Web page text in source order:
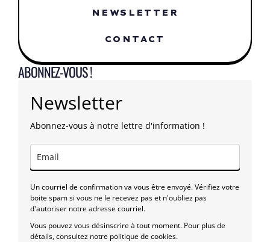
NEWSLETTER
CONTACT
ABONNEZ-VOUS !
Newsletter
Abonnez-vous à notre lettre d'information !
Un courriel de confirmation va vous être envoyé. Vérifiez votre
boite spam si vous ne le recevez pas et n'oubliez pas
d'autoriser notre adresse courriel.
Vous pouvez vous désinscrire à tout moment. Pour plus de
détails, consultez notre politique de cookies.